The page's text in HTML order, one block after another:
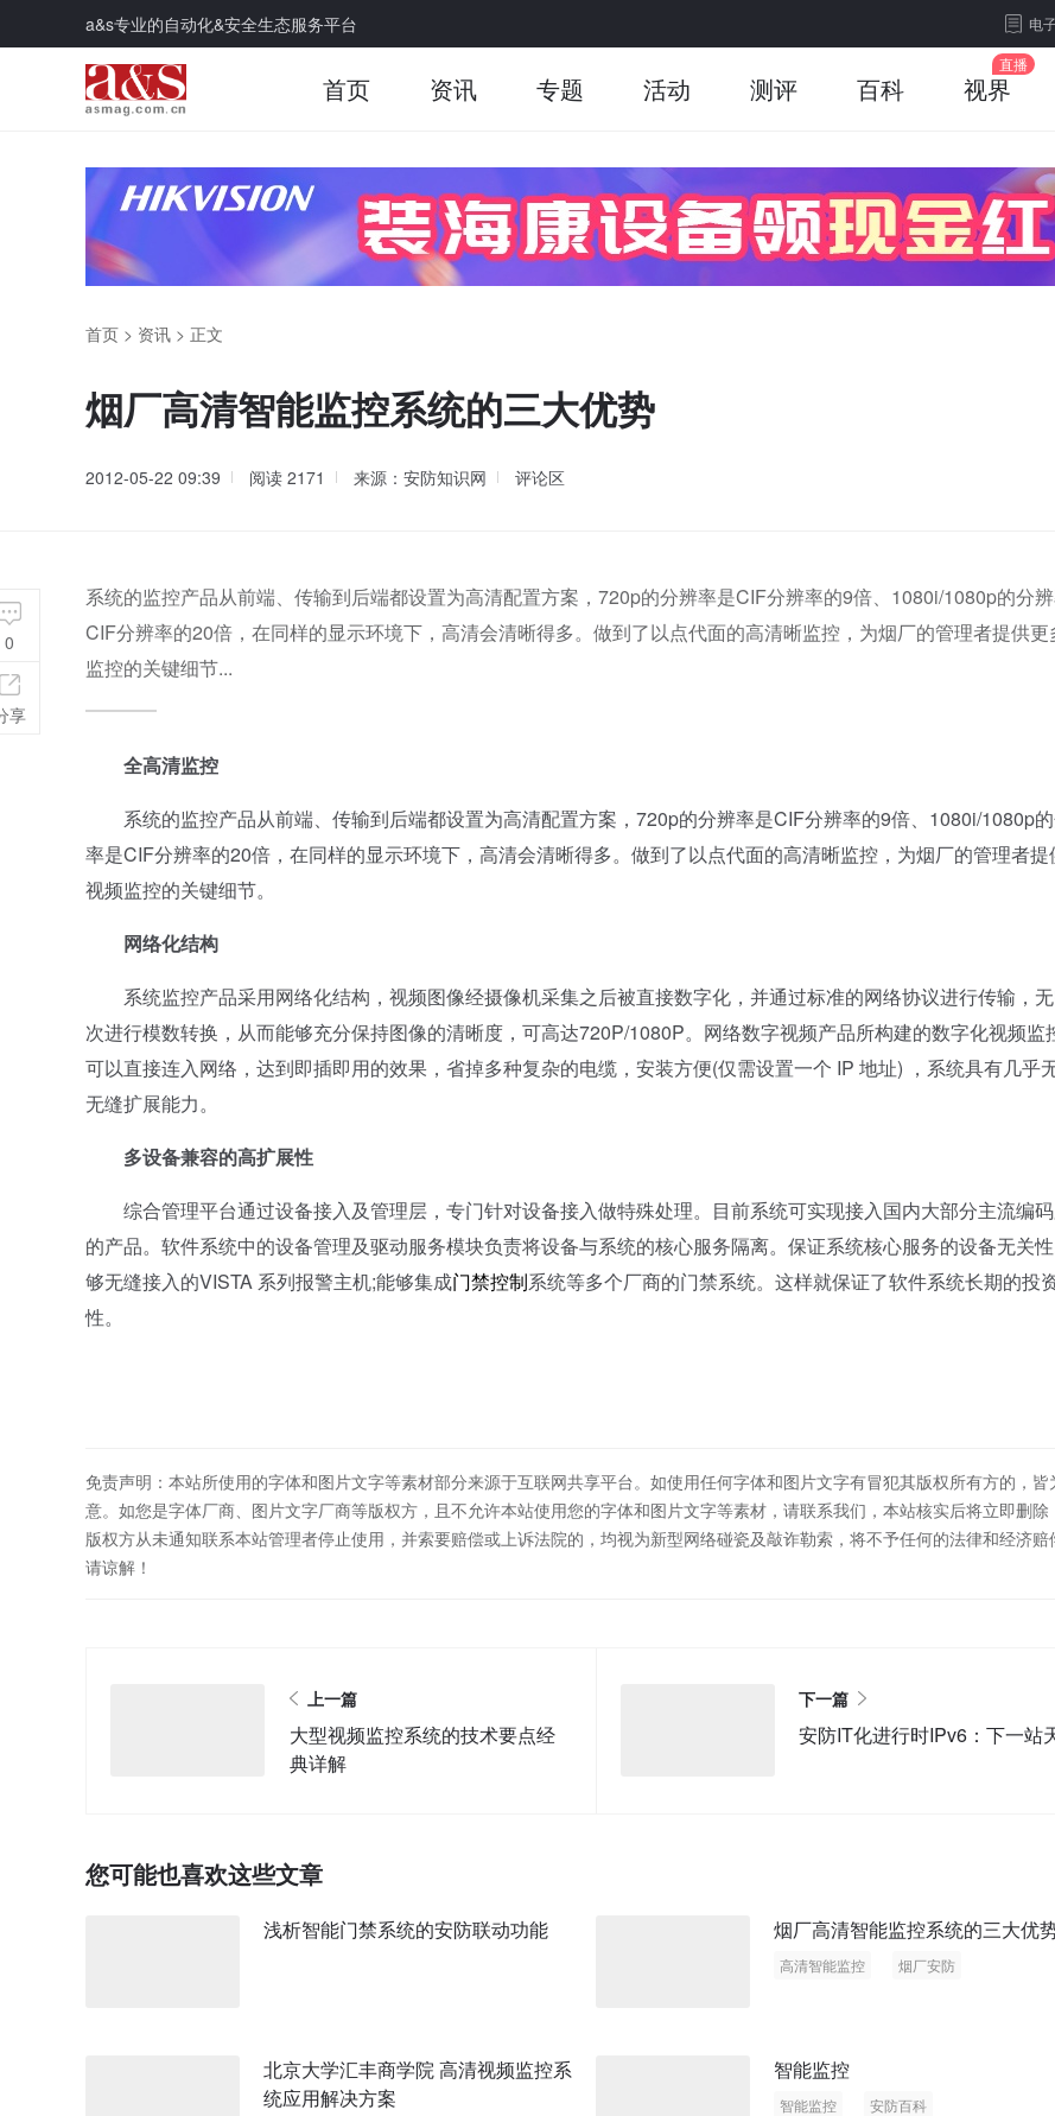
a&s专业的自动化&安全生态服务平台 电
首页 资讯 专题 活动 测评 百科 视界
首页 > 资讯 > 正文
烟厂高清智能监控系统的三大优势
2012-05-22 09:39 阅读 2171 来源：安防知识网 评论区
系统的监控产品从前端、传输到后端都设置为高清配置方案，720p的分辨率是CIF分辨率的9倍、1080i/1080p的分
CIF分辨率的20倍，在同样的显示环境下，高清会清晰得多。做到了以点代面的高清晰监控，为烟厂的管理者提供更
监控的关键细节...
全高清监控
系统的监控产品从前端、传输到后端都设置为高清配置方案，720p的分辨率是CIF分辨率的9倍、1080i/1080p
率是CIF分辨率的20倍，在同样的显示环境下，高清会清晰得多。做到了以点代面的高清晰监控，为烟厂的管理者提
视频监控的关键细节。
网络化结构
系统监控产品采用网络化结构，视频图像经摄像机采集之后被直接数字化，并通过标准的网络协议进行传输，
次进行模数转换，从而能够充分保持图像的清晰度，可高达720P/1080P。网络数字视频产品所构建的数字化视频监
可以直接连入网络，达到即插即用的效果，省掉多种复杂的电缆，安装方便(仅需设置一个 IP 地址) ，系统具有几乎
无缝扩展能力。
多设备兼容的高扩展性
综合管理平台通过设备接入及管理层，专门针对设备接入做特殊处理。目前系统可实现接入国内大部分主流编
的产品。软件系统中的设备管理及驱动服务模块负责将设备与系统的核心服务隔离。保证系统核心服务的设备无关
够无缝接入的VISTA 系列报警主机;能够集成门禁控制系统等多个厂商的门禁系统。这样就保证了软件系统长期的投
性。
免责声明：本站所使用的字体和图片文字等素材部分来源于互联网共享平台。如使用任何字体和图片文字有冒犯其版权所有方的，皆
意。如您是字体厂商、图片文字厂商等版权方，且不允许本站使用您的字体和图片文字等素材，请联系我们，本站核实后将立即删除
版权方从未通知联系本站管理者停止使用，并索要赔偿或上诉法院的，均视为新型网络碰瓷及敲诈勒索，将不予任何的法律和经济赔
请谅解！
上一篇
大型视频监控系统的技术要点经
典详解
下一篇
安防IT化进行时IPv6：下一站
您可能也喜欢这些文章
浅析智能门禁系统的安防联动功能 烟厂高清智能监控系统的三大优
高清智能监控 烟厂安防
北京大学汇丰商学院 高清视频监控系
统应用解决方案
智能监控
智能监控 安防百科
0
享